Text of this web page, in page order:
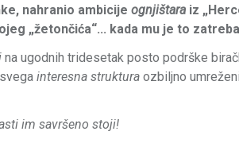
nahranio ambicije ognjištara iz
„žetončića“... kada mu je to
na ugodnih tridesetak posto podrške
interesna struktura ozbiljno
im savršeno stoji!